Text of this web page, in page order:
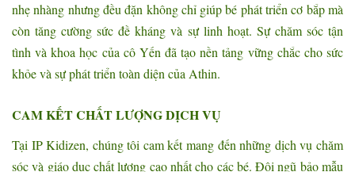
nhẹ nhàng nhưng đều đặn không chỉ giúp bé phát triển cơ bắp mà
còn tăng cường sức đề kháng và sự linh hoạt. Sự chăm sóc tận
tình và khoa học của cô Yến đã tạo nền tảng vững chắc cho sức
khỏe và sự phát triển toàn diện của Athin.
CAM KẾT CHẤT LƯỢNG DỊCH VỤ
Tại IP Kidizen, chúng tôi cam kết mang đến những dịch vụ chăm
sóc và giáo dục chất lượng cao nhất cho các bé. Đội ngũ bảo mẫu